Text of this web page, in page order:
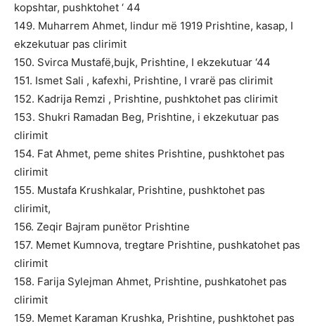
kopshtar, pushktohet ‘ 44
149. Muharrem Ahmet, lindur më 1919 Prishtine, kasap, I
ekzekutuar pas clirimit
150. Svirca Mustafë,bujk, Prishtine, I ekzekutuar ‘44
151. Ismet Sali , kafexhi, Prishtine, I vrarë pas clirimit
152. Kadrija Remzi , Prishtine, pushktohet pas clirimit
153. Shukri Ramadan Beg, Prishtine, i ekzekutuar pas
clirimit
154. Fat Ahmet, peme shites Prishtine, pushktohet pas
clirimit
155. Mustafa Krushkalar, Prishtine, pushktohet pas
clirimit,
156. Zeqir Bajram punëtor Prishtine
157. Memet Kumnova, tregtare Prishtine, pushkatohet pas
clirimit
158. Farija Sylejman Ahmet, Prishtine, pushkatohet pas
clirimit
159. Memet Karaman Krushka, Prishtine, pushktohet pas